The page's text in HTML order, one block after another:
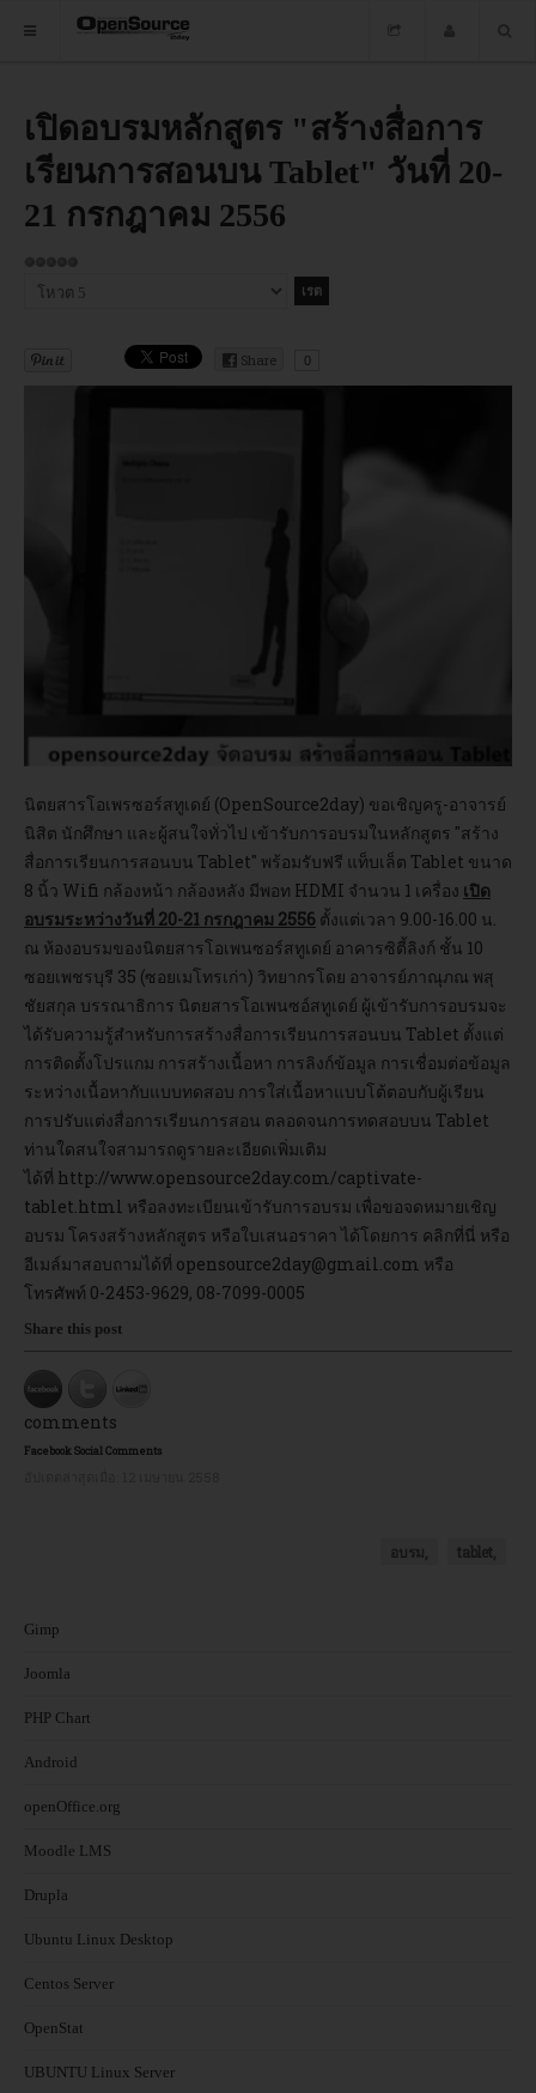
HOME
ซอฟต์แวร์
ข่าว
อบรม
เปิดอบรมหลักสูตร "สร้างสื่อการ
เรียนการสอนบน Tablet" วันที่ 20-
21 กรกฎาคม 2556
ให้
เรต
กรุณา
Share
0
นิตยสารโอเพรซอร์สทูเดย์ (OpenSource2day) ขอเชิญครู-อาจารย์
นิสิต นักศึกษา และผู้สนใจทั่วไป เข้ารับการอบรมในหลักสูตร "สร้าง
สื่อการเรียนการสอนบน Tablet" พร้อมรับฟรี แท็บเล็ต Tablet ขนาด
8 นิ้ว Wifi กล้องหน้า กล้องหลัง มีพอท HDMI จำนวน 1 เครื่อง เปิด
อบรมระหว่างวันที่ 20-21 กรกฎาคม 2556 ตั้งแต่เวลา 9.00-16.00 น.
ณ ห้องอบรมของนิตยสารโอเพนซอร์สทูเดย์ อาคารซิตี้ลิงก์ ชั้น 10
ซอยเพชรบุรี 35 (ซอยเมโทรเก่า) วิทยากรโดย อาจารย์ภาณุภณ พสุ
ชัยสกุล บรรณาธิการ นิตยสารโอเพนซอ์สทูเดย์ ผู้เข้ารับการอบรมจะ
ได้รับความรู้สำหรับการสร้างสื่อการเรียนการสอนบน Tablet ตั้งแต่
การติดตั้งโปรแกม การสร้างเนื้อหา การลิงก์ข้อมูล การเชื่อมต่อข้อมูล
ระหว่างเนื้อหากับแบบทดสอบ การใส่เนื้อหาแบบโต้ตอบกับผู้เรียน
การปรับแต่งสื่อการเรียนการสอน ตลอดจนการทดสอบบน Tablet
ท่านใดสนใจสามารถดูรายละเอียดเพิ่มเติม
ได้ที่ http://www.opensource2day.com/captivate-
tablet.html หรือลงทะเบียนเข้ารับการอบรม เพื่อขอจดหมายเชิญ
อบรม โครงสร้างหลักสูตร หรือใบเสนอราคา ได้โดยการ คลิกที่นี่ หรือ
อีเมล์มาสอบถามได้ที่ opensource2day@gmail.com หรือ
โทรศัพท์ 0-2453-9629, 08-7099-0005
Share this post
comments
Facebook Social Comments
อบรม, tablet,
Gimp
Joomla
PHP Chart
Android
openOffice.org
Moodle LMS
Drupla
Ubuntu Linux Desktop
Centos Server
OpenStat
UBUNTU Linux Server